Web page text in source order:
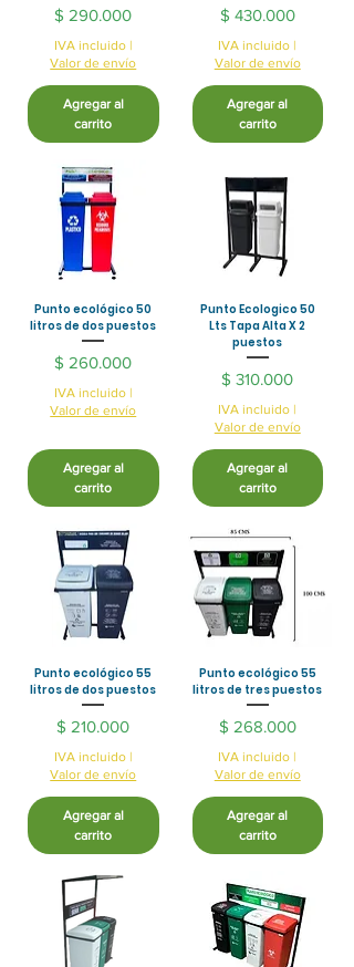
Precio
$ 290.000
IVA incluido|
Valor de envío
Agregar al
carrito
Precio
$ 430.000
IVA incluido |
Valor de envío
Agregar al
carrito
Punto ecológico 50
litros de dos puestos
Precio
$ 260.000
IVA incluido|
Valor de envío
Agregar al
carrito
Punto Ecologico 50
Lts Tapa Alta X 2
puestos
Precio
$ 310.000
IVA incluido |
Valor de envío
Agregar al
carrito
Punto ecológico 55
litros de dos puestos
Precio
$ 210.000
IVA incluido|
Valor de envío
Agregar al
carrito
Punto ecológico 55
litros de tres puestos
Precio
$ 268.000
IVA incluido |
Valor de envío
Agregar al
carrito